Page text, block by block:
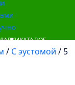
КАТАЛОГ
/ С эустомой / 5